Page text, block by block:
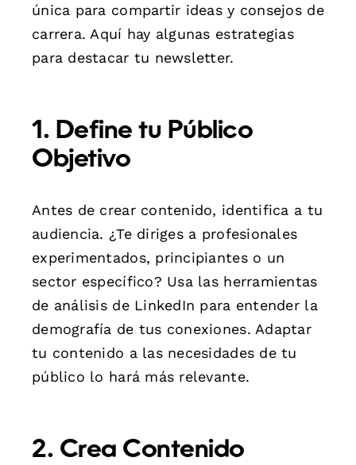
única para compartir ideas y consejos de
carrera. Aquí hay algunas estrategias
para destacar tu newsletter.
1. Define tu Público
Objetivo
Antes de crear contenido, identifica a tu
audiencia. ¿Te diriges a profesionales
experimentados, principiantes o un
sector específico? Usa las herramientas
de análisis de LinkedIn para entender la
demografía de tus conexiones. Adaptar
tu contenido a las necesidades de tu
público lo hará más relevante.
2. Crea Contenido